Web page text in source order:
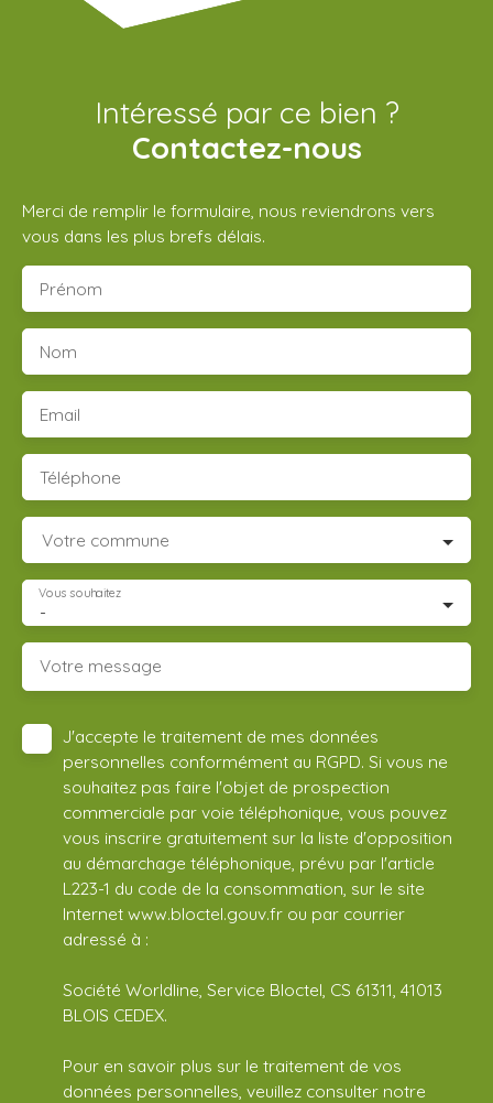
Intéressé par ce bien ?
Contactez-nous
Merci de remplir le formulaire, nous reviendrons vers
vous dans les plus brefs délais.
Prénom
Nom
Email
Téléphone
Votre commune
-
Vous souhaitez
Votre message
J'accepte le traitement de mes données
personnelles conformément au RGPD. Si vous ne
souhaitez pas faire l'objet de prospection
commerciale par voie téléphonique, vous pouvez
vous inscrire gratuitement sur la liste d'opposition
au démarchage téléphonique, prévu par l'article
L223-1 du code de la consommation, sur le site
Internet www.bloctel.gouv.fr ou par courrier
adressé à :
Société Worldline, Service Bloctel, CS 61311, 41013
BLOIS CEDEX.
Pour en savoir plus sur le traitement de vos
données personnelles, veuillez consulter notre